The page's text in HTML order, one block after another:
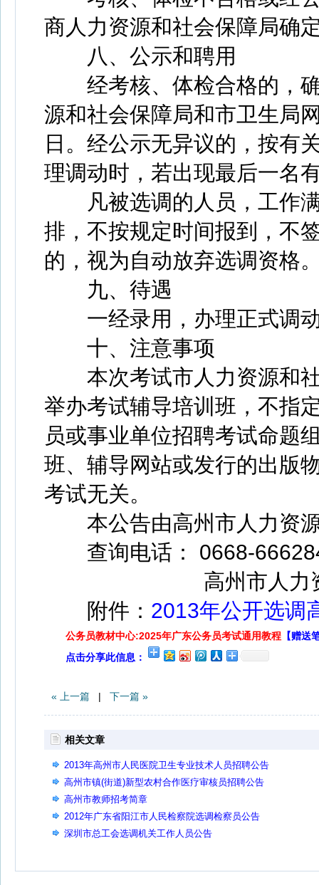
商人力资源和社会保障局确
八、公示和聘用
经考核、体检合格的，确
源和社会保障局和市卫生局
日。经公示无异议的，按有
理调动时，若出现最后一名
凡被选调的人员，工作满
排，不按规定时间报到，不
的，视为自动放弃选调资格
九、待遇
一经录用，办理正式调动
十、注意事项
本次考试市人力资源和社
举办考试辅导培训班，不指
员或事业单位招聘考试命题
班、辅导网站或发行的出版
考试无关。
本公告由高州市人力资源
查询电话： 0668-
高州市人力
附件： 2013年公开选调
公务员教材中心:2025年广东公务员考试通用教程 【赠送
点击分享此信息：
« 上一篇 | 下一篇 »
相关文章
2013年高州市人民医院卫生专业技术人员招聘公告
高州市镇(街道)新型农村合作医疗审核员招聘公告
高州市教师招考简章
2012年广东省阳江市人民检察院选调检察员公告
深圳市总工会选调机关工作人员公告